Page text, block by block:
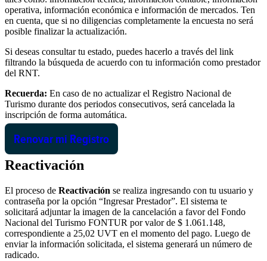
operativa, información económica e información de mercados. Ten
en cuenta, que si no diligencias completamente la encuesta no será
posible finalizar la actualización.
Si deseas consultar tu estado, puedes hacerlo a través del link
filtrando la búsqueda de acuerdo con tu información como prestador
del RNT.
Recuerda: En caso de no actualizar el Registro Nacional de
Turismo durante dos periodos consecutivos, será cancelada la
inscripción de forma automática.
Renovar mi Registro
Reactivación
El proceso de Reactivación se realiza ingresando con tu usuario y
contraseña por la opción “Ingresar Prestador”. El sistema te
solicitará adjuntar la imagen de la cancelación a favor del Fondo
Nacional del Turismo FONTUR por valor de $ 1.061.148,
correspondiente a 25,02 UVT en el momento del pago. Luego de
enviar la información solicitada, el sistema generará un número de
radicado.